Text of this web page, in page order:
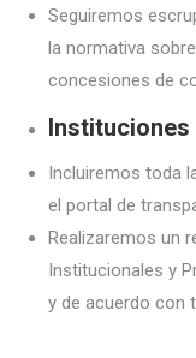
Seguiremos
la normativa
concesiones de
Incluiremos toda
el portal de
Realizaremos un
Institucionales y
y de acuerdo con